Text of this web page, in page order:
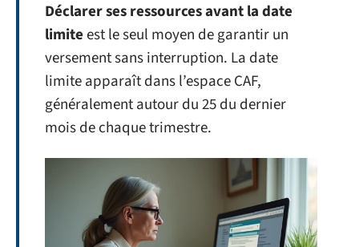
Déclarer ses ressources avant la date
limiteest le seul moyen de garantir un
versement sans interruption. La date
limite apparaît dans l’espace CAF,
généralement autour du 25 du dernier
mois de chaque trimestre.